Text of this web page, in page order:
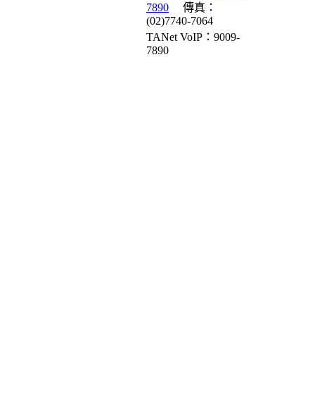
7890
傳真：
(02)7740-7064
TANet VoIP：9009-
7890